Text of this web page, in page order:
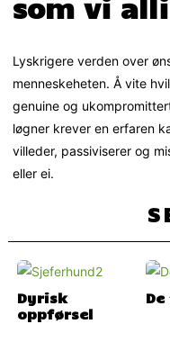
som vi
Lyskrigere verden over
menneskeheten. Å vite
genuine og
løgner krever en erfaren
villeder, passiviserer og
eller ei.
Dyrisk
oppførsel